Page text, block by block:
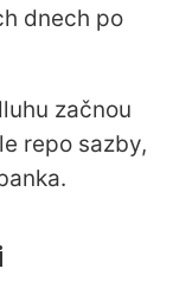
dnech po
začnou
repo sazby,